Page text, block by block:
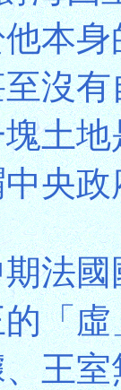
本
沒
土
央政
法
「
王